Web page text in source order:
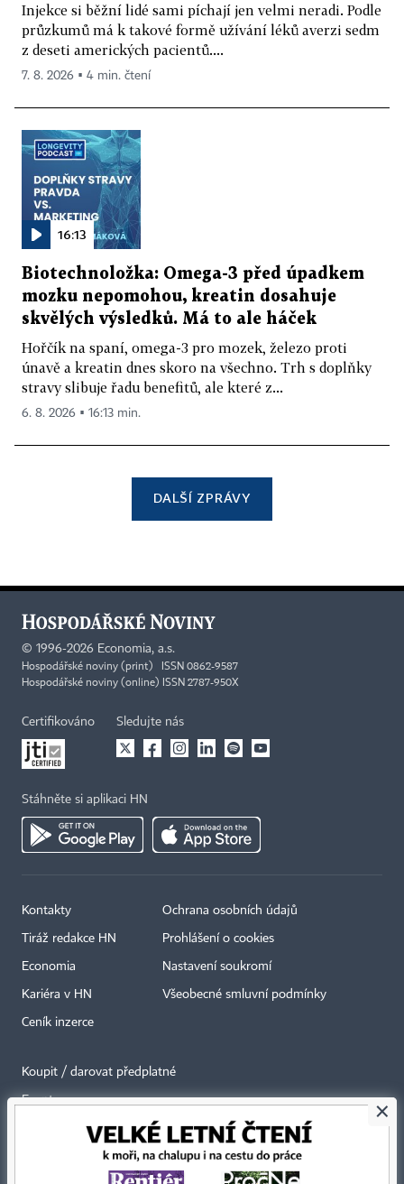
Injekce si běžní lidé sami píchají jen velmi neradi. Podle
průzkumů má k takové formě užívání léků averzi sedm
z deseti amerických pacientů....
7. 8. 2026 ▪ 4 min. čtení
16:13
Biotechnoložka: Omega-3 před úpadkem
mozku nepomohou, kreatin dosahuje
skvělých výsledků. Má to ale háček
Hořčík na spaní, omega-3 pro mozek, železo proti
únavě a kreatin dnes skoro na všechno. Trh s doplňky
stravy slibuje řadu benefitů, ale které z...
6. 8. 2026 ▪ 16:13 min.
DALŠÍ ZPRÁVY
© 1996-2026 Economia, a.s.
Hospodářské noviny (print) ISSN 0862-9587
Hospodářské noviny (online) ISSN 2787-950X
Certifikováno Sledujte nás
Stáhněte si aplikaci HN
Kontakty
Tiráž redakce HN
Economia
Kariéra v HN
Ceník inzerce
Ochrana osobních údajů
Prohlášení o cookies
Nastavení soukromí
Všeobecné smluvní podmínky
Koupit / darovat předplatné
Eventy
Newslettery
×